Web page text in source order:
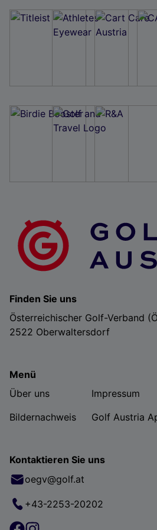
Finden Sie uns
Österreichischer Golf-Verband
2522 Oberwaltersdorf
Menü
Über uns
Impressum
Bildernachweis
Golf Austria
Kontaktieren Sie uns
oegv@golf.at
+43-2253-20202
Wir und unsere Partner
Verwendung genauer Standortdaten.